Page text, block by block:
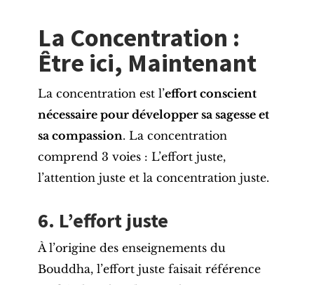
La Concentration :
Être ici, Maintenant
La concentration est l’effort conscient
nécessaire pour développer sa sagesse et
sa compassion. La concentration
comprend 3 voies : L’effort juste,
l’attention juste et la concentration juste.
6. L’effort juste
À l’origine des enseignements du
Bouddha, l’effort juste faisait référence